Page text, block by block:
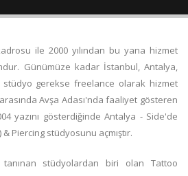
ile 2000 yılından bu yana hizmet
Günümüze kadar İstanbul, Antalya,
stüdyo gerekse freelance olarak hizmet
Avşa Adası'nda faaliyet gösteren
yazını gösterdiğinde Antalya - Side'de
Piercing stüdyosunu açmıştır.
stüdyolardan biri olan Tattoo